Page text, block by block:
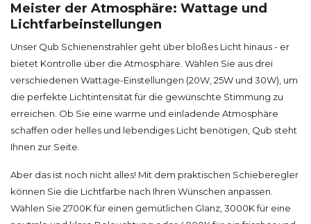
Meister der Atmosphäre: Wattage und
Lichtfarbeinstellungen
Unser Qub Schienenstrahler geht über bloßes Licht hinaus - er
bietet Kontrolle über die Atmosphäre. Wählen Sie aus drei
verschiedenen Wattage-Einstellungen (20W, 25W und 30W), um
die perfekte Lichtintensität für die gewünschte Stimmung zu
erreichen. Ob Sie eine warme und einladende Atmosphäre
schaffen oder helles und lebendiges Licht benötigen, Qub steht
Ihnen zur Seite.
Aber das ist noch nicht alles! Mit dem praktischen Schieberegler
können Sie die Lichtfarbe nach Ihren Wünschen anpassen.
Wählen Sie 2700K für einen gemütlichen Glanz, 3000K für eine